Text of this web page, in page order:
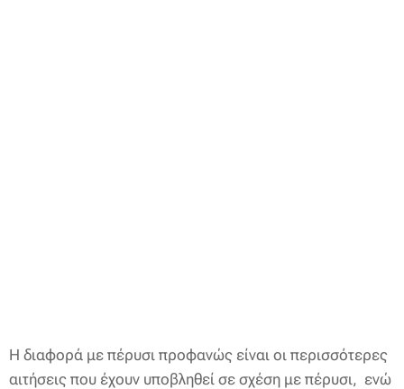
Η διαφορά με πέρυσι προφανώς είναι οι περισσότερες
αιτήσεις που έχουν υποβληθεί σε σχέση με πέρυσι, ενώ